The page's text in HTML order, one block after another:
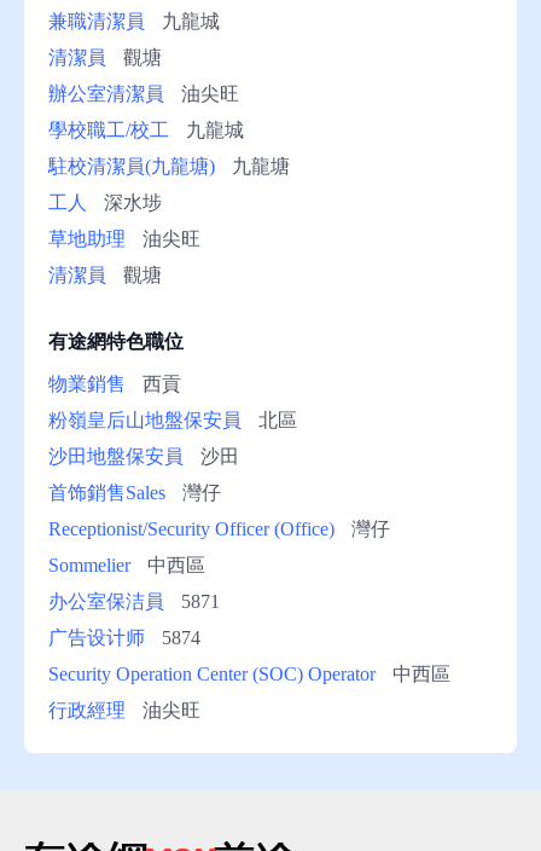
兼職清潔員
九龍城
清潔員
觀塘
辦公室清潔員
油尖旺
學校職工/校工
九龍城
駐校清潔員(九龍塘)
九龍塘
工人
深水埗
草地助理
油尖旺
清潔員
觀塘
有途網特色職位
物業銷售
西貢
粉嶺皇后山地盤保安員
北區
沙田地盤保安員
沙田
首饰銷售Sales
灣仔
Receptionist/Security Officer (Office)
灣仔
Sommelier
中西區
办公室保洁員
5871
广告设计师
5874
Security Operation Center (SOC) Operator
中西區
行政經理
油尖旺